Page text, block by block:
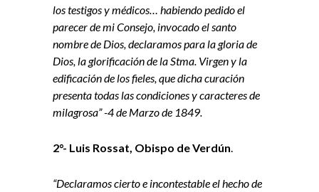
los testigos y médicos… habiendo pedido el
parecer de mi Consejo, invocado el santo
nombre de Dios, declaramos para la gloria de
Dios, la glorificación de la Stma. Virgen y la
edificación de los fieles, que dicha curación
presenta todas las condiciones y caracteres de
milagrosa” -4 de Marzo de 1849.
2°- Luis Rossat, Obispo de Verdún
“Declaramos cierto e incontestable el hecho de